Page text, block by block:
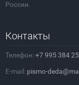
России.
Контакты
Телефон:+7 995 384
E-mail: pismo-